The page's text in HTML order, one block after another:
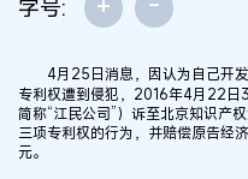
字号:
4月25日消息，因认为自己开发
专利权遭到侵犯，2016年4月22日
简称“江民公司”）诉至北京知识产
三项专利权的行为，并赔偿原告经
元。